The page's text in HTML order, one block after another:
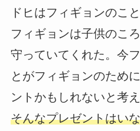
ドヒはフィギョンのこ
フィギョンは子供のこ
守っていてくれた。今
とがフィギョンのため
ントかもしれないと考え
そんなプレゼントはい